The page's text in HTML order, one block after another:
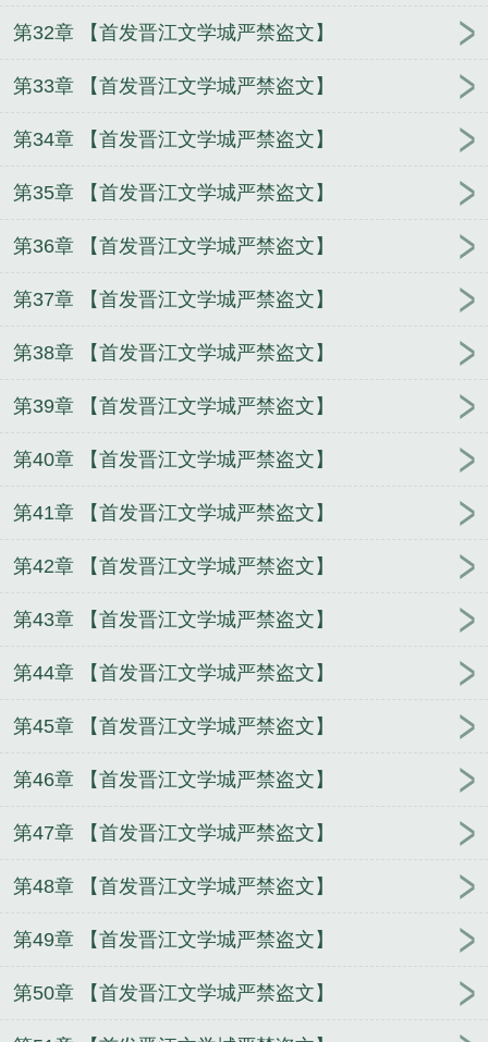
第32章 【首发晋江文学城严禁盗文】
第33章 【首发晋江文学城严禁盗文】
第34章 【首发晋江文学城严禁盗文】
第35章 【首发晋江文学城严禁盗文】
第36章 【首发晋江文学城严禁盗文】
第37章 【首发晋江文学城严禁盗文】
第38章 【首发晋江文学城严禁盗文】
第39章 【首发晋江文学城严禁盗文】
第40章 【首发晋江文学城严禁盗文】
第41章 【首发晋江文学城严禁盗文】
第42章 【首发晋江文学城严禁盗文】
第43章 【首发晋江文学城严禁盗文】
第44章 【首发晋江文学城严禁盗文】
第45章 【首发晋江文学城严禁盗文】
第46章 【首发晋江文学城严禁盗文】
第47章 【首发晋江文学城严禁盗文】
第48章 【首发晋江文学城严禁盗文】
第49章 【首发晋江文学城严禁盗文】
第50章 【首发晋江文学城严禁盗文】